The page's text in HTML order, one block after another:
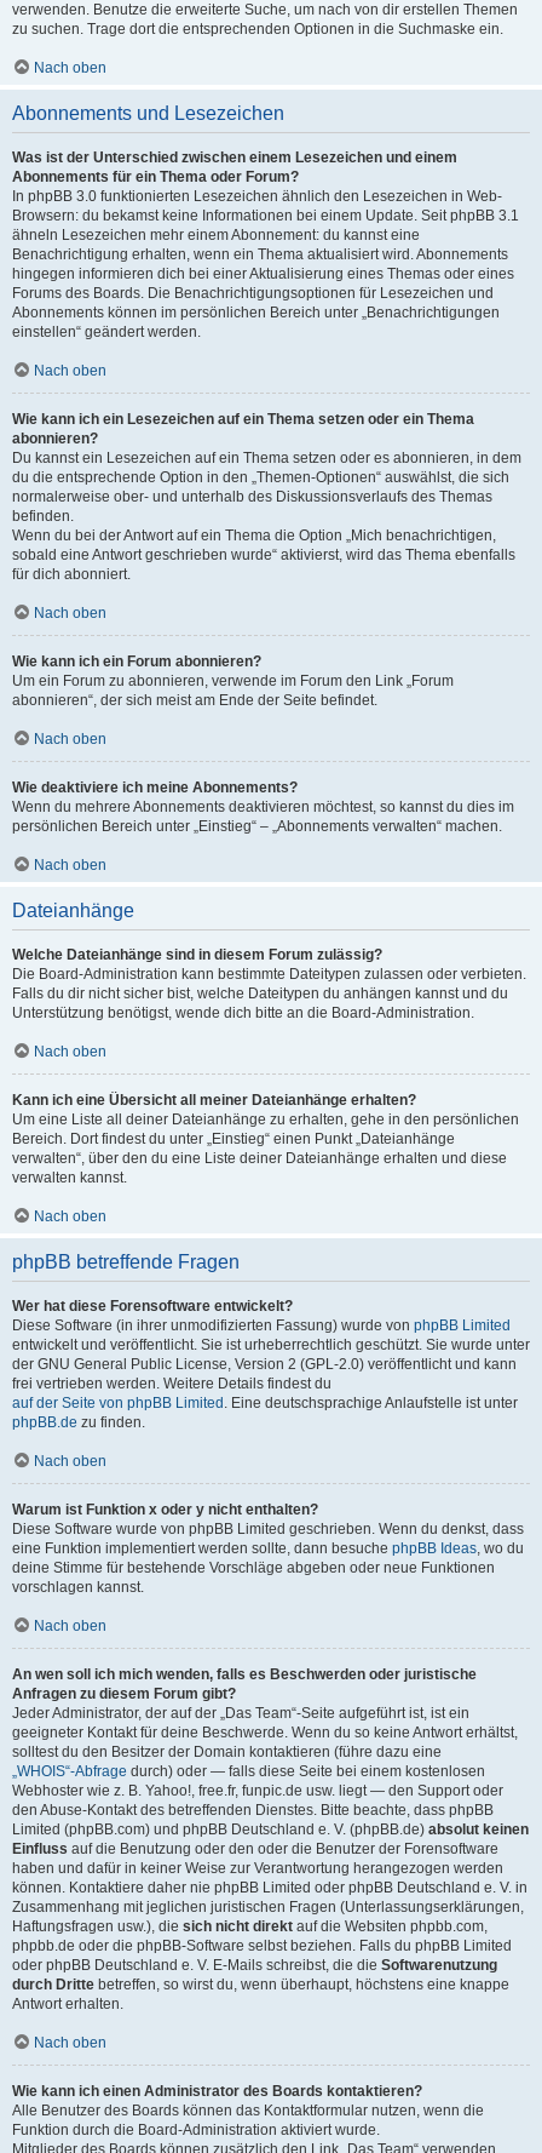
verwenden. Benutze die erweiterte Suche, um nach von dir erstellen Themen
zu suchen. Trage dort die entsprechenden Optionen in die Suchmaske ein.
Nach oben
Abonnements und Lesezeichen
Was ist der Unterschied zwischen einem Lesezeichen und einem
Abonnements für ein Thema oder Forum?
In phpBB 3.0 funktionierten Lesezeichen ähnlich den Lesezeichen in Web-
Browsern: du bekamst keine Informationen bei einem Update. Seit phpBB 3.1
ähneln Lesezeichen mehr einem Abonnement: du kannst eine
Benachrichtigung erhalten, wenn ein Thema aktualisiert wird. Abonnements
hingegen informieren dich bei einer Aktualisierung eines Themas oder eines
Forums des Boards. Die Benachrichtigungsoptionen für Lesezeichen und
Abonnements können im persönlichen Bereich unter „Benachrichtigungen
einstellen“ geändert werden.
Nach oben
Wie kann ich ein Lesezeichen auf ein Thema setzen oder ein Thema
abonnieren?
Du kannst ein Lesezeichen auf ein Thema setzen oder es abonnieren, in dem
du die entsprechende Option in den „Themen-Optionen“ auswählst, die sich
normalerweise ober- und unterhalb des Diskussionsverlaufs des Themas
befinden.
Wenn du bei der Antwort auf ein Thema die Option „Mich benachrichtigen,
sobald eine Antwort geschrieben wurde“ aktivierst, wird das Thema ebenfalls
für dich abonniert.
Nach oben
Wie kann ich ein Forum abonnieren?
Um ein Forum zu abonnieren, verwende im Forum den Link „Forum
abonnieren“, der sich meist am Ende der Seite befindet.
Nach oben
Wie deaktiviere ich meine Abonnements?
Wenn du mehrere Abonnements deaktivieren möchtest, so kannst du dies im
persönlichen Bereich unter „Einstieg“ – „Abonnements verwalten“ machen.
Nach oben
Dateianhänge
Welche Dateianhänge sind in diesem Forum zulässig?
Die Board-Administration kann bestimmte Dateitypen zulassen oder verbieten.
Falls du dir nicht sicher bist, welche Dateitypen du anhängen kannst und du
Unterstützung benötigst, wende dich bitte an die Board-Administration.
Nach oben
Kann ich eine Übersicht all meiner Dateianhänge erhalten?
Um eine Liste all deiner Dateianhänge zu erhalten, gehe in den persönlichen
Bereich. Dort findest du unter „Einstieg“ einen Punkt „Dateianhänge
verwalten“, über den du eine Liste deiner Dateianhänge erhalten und diese
verwalten kannst.
Nach oben
phpBB betreffende Fragen
Wer hat diese Forensoftware entwickelt?
Diese Software (in ihrer unmodifizierten Fassung) wurde von phpBB Limited
entwickelt und veröffentlicht. Sie ist urheberrechtlich geschützt. Sie wurde unter
der GNU General Public License, Version 2 (GPL-2.0) veröffentlicht und kann
frei vertrieben werden. Weitere Details findest du
auf der Seite von phpBB Limited . Eine deutschsprachige Anlaufstelle ist unter
phpBB.de zu finden.
Nach oben
Warum ist Funktion x oder y nicht enthalten?
Diese Software wurde von phpBB Limited geschrieben. Wenn du denkst, dass
eine Funktion implementiert werden sollte, dann besuche phpBB Ideas, wo du
deine Stimme für bestehende Vorschläge abgeben oder neue Funktionen
vorschlagen kannst.
Nach oben
An wen soll ich mich wenden, falls es Beschwerden oder juristische
Anfragen zu diesem Forum gibt?
Jeder Administrator, der auf der „Das Team“-Seite aufgeführt ist, ist ein
geeigneter Kontakt für deine Beschwerde. Wenn du so keine Antwort erhältst,
solltest du den Besitzer der Domain kontaktieren (führe dazu eine
„WHOIS“-Abfrage durch) oder — falls diese Seite bei einem kostenlosen
Webhoster wie z. B. Yahoo!, free.fr, funpic.de usw. liegt — den Support oder
den Abuse-Kontakt des betreffenden Dienstes. Bitte beachte, dass phpBB
Limited (phpBB.com) und phpBB Deutschland e. V. (phpBB.de) absolut keinen
Einfluss auf die Benutzung oder den oder die Benutzer der Forensoftware
haben und dafür in keiner Weise zur Verantwortung herangezogen werden
können. Kontaktiere daher nie phpBB Limited oder phpBB Deutschland e. V. in
Zusammenhang mit jeglichen juristischen Fragen (Unterlassungserklärungen,
Haftungsfragen usw.), die sich nicht direkt auf die Websiten phpbb.com,
phpbb.de oder die phpBB-Software selbst beziehen. Falls du phpBB Limited
oder phpBB Deutschland e. V. E-Mails schreibst, die die Softwarenutzung
durch Dritte betreffen, so wirst du, wenn überhaupt, höchstens eine knappe
Antwort erhalten.
Nach oben
Wie kann ich einen Administrator des Boards kontaktieren?
Alle Benutzer des Boards können das Kontaktformular nutzen, wenn die
Funktion durch die Board-Administration aktiviert wurde.
Mitglieder des Boards können zusätzlich den Link „Das Team“ verwenden.